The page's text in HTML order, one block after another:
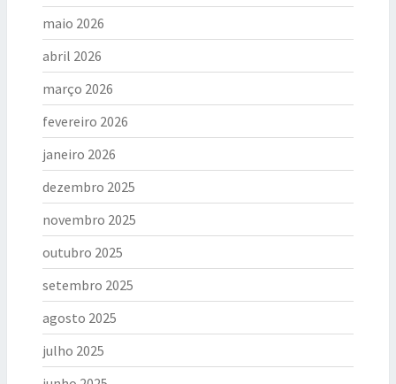
maio 2026
abril 2026
março 2026
fevereiro 2026
janeiro 2026
dezembro 2025
novembro 2025
outubro 2025
setembro 2025
agosto 2025
julho 2025